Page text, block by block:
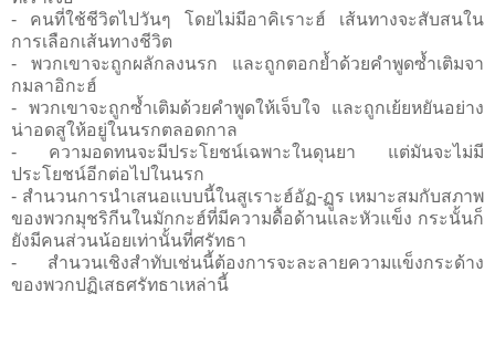
- คนที่ใช้ชีวิตไปวันๆ โดยไม่มีอาคิเราะฮ์ เส้นทางจะสับสนใน
การเลือกเส้นทางชีวิต
- พวกเขาจะถูกผลักลงนรก และถูกตอกย้ำด้วยคำพูดซ้ำเติมจา
กมลาอิกะฮ์
- พวกเขาจะถูกซ้ำเติมด้วยคำพูดให้เจ็บใจ และถูกเย้ยหยันอย่าง
น่าอดสูให้อยู่ในนรกตลอดกาล
- ความอดทนจะมีประโยชน์เฉพาะในดุนยา แต่มันจะไม่มี
ประโยชน์อีกต่อไปในนรก
- สำนวนการนำเสนอแบบนี้ในสูเราะฮ์อัฏ-ฏูร เหมาะสมกับสภาพ
ของพวกมุชริกีนในมักกะฮ์ที่มีความดื้อด้านและหัวแข็ง กระนั้นก็
ยังมีคนส่วนน้อยเท่านั้นที่ศรัทธา
- สำนวนเชิงสำทับเช่นนี้ต้องการจะละลายความแข็งกระด้าง
ของพวกปฏิเสธศรัทธาเหล่านี้